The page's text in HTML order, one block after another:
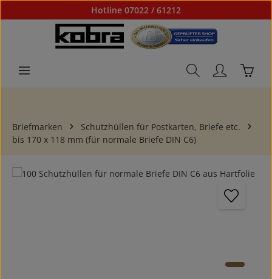
Zum Hauptinhalt springenHotline 07022 / 61212
Briefmarken
Schutzhüllen für Postkarten, Briefe etc.
bis 170 x 118 mm (für normale Briefe DIN C6)
Bildergalerie überspringen